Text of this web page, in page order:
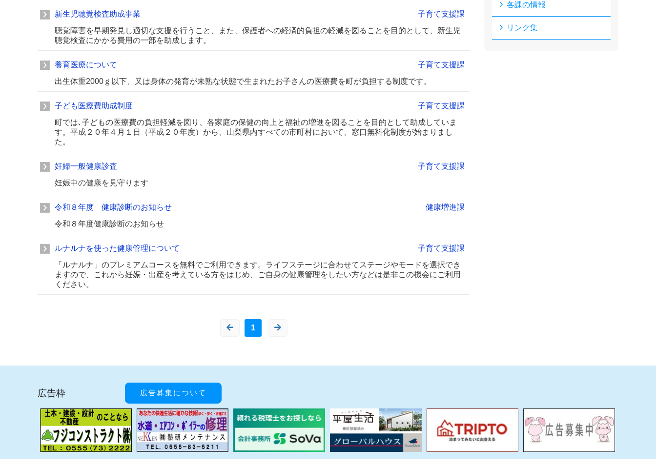
新生児聴覚検査助成事業
子育て支援課
聴覚障害を早期発見し適切な支援を行うこと、また、保護者への経済的負担の軽減を図ることを目的として、新生児
聴覚検査にかかる費用の一部を助成します。
養育医療について
子育て支援課
出生体重2000ｇ以下、又は身体の発育が未熟な状態で生まれたお子さんの医療費を町が負担する制度です。
子ども医療費助成制度
子育て支援課
町では､子どもの医療費の負担軽減を図り、各家庭の保健の向上と福祉の増進を図ることを目的として助成していま
す。平成２０年４月１日（平成２０年度）から、山梨県内すべての市町村において、窓口無料化制度が始まりまし
た。
妊婦一般健康診査
子育て支援課
妊娠中の健康を見守ります
令和８年度 健康診断のお知らせ
健康増進課
令和８年度健康診断のお知らせ
ルナルナを使った健康管理について
子育て支援課
「ルナルナ」のプレミアムコースを無料でご利用できます。ライフステージに合わせてステージやモードを選択でき
ますので、これから妊娠・出産を考えている方をはじめ、ご自身の健康管理をしたい方などは是非この機会にご利用
ください。
1
各課の情報
リンク集
広告枠 広告募集について